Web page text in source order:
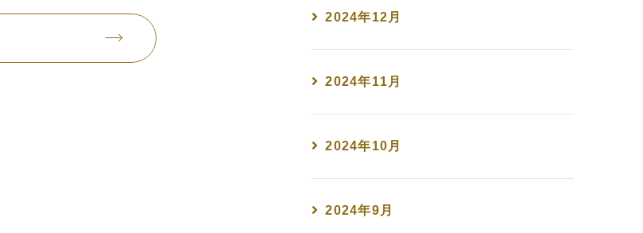
2024年12月
2024年11月
2024年10月
2024年9月